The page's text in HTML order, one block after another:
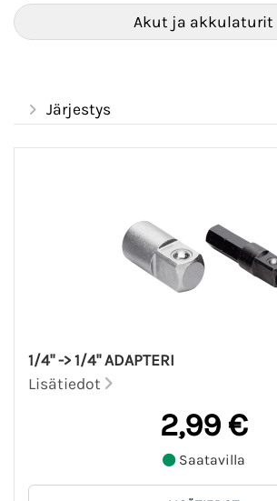
Akut ja akkulaturit
Järjestys
1/4" -> 1/4" ADAPTERI
Lisätiedot
2,99 €
Saatavilla